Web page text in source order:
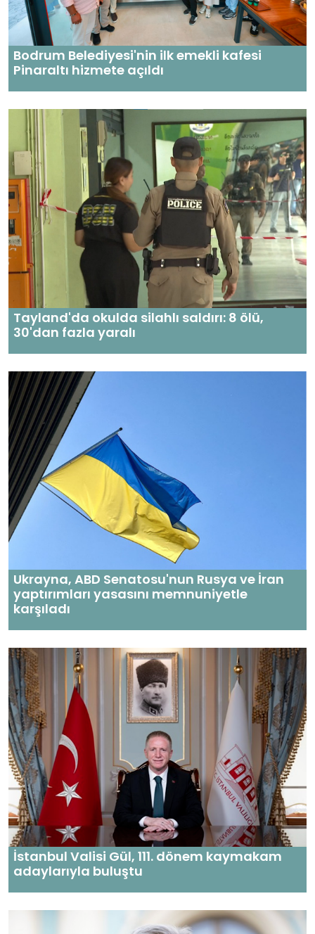
Bodrum Belediyesi'nin ilk emekli kafesi
Pinaraltı hizmete açıldı
Tayland'da okulda silahlı saldırı: 8 ölü,
30'dan fazla yaralı
Ukrayna, ABD Senatosu'nun Rusya ve İran
yaptırımları yasasını memnuniyetle
karşıladı
İstanbul Valisi Gül, 111. dönem kaymakam
adaylarıyla buluştu